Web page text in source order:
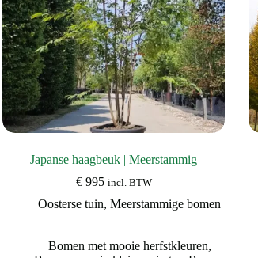
de
productpagina
Japanse haagbeuk | Meerstammig
€995 incl. BTW
Oosterse tuin,Meerstammige bomen
Bomen met mooie herfstkleuren,